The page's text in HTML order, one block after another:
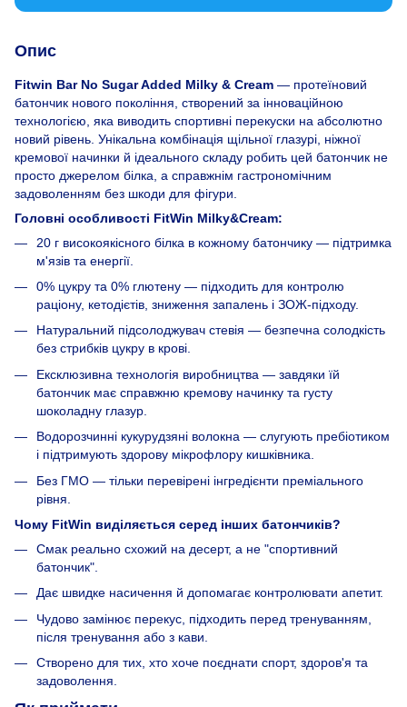
Опис
Fitwin Bar No Sugar Added Milky & Cream — протеїновий
батончик нового покоління, створений за інноваційною
технологією, яка виводить спортивні перекуски на абсолютно
новий рівень. Унікальна комбінація щільної глазурі, ніжної
кремової начинки й ідеального складу робить цей батончик не
просто джерелом білка, а справжнім гастрономічним
задоволенням без шкоди для фігури.
Головні особливості FitWin Milky&Cream:
20 г високоякісного білка в кожному батончику — підтримка
м'язів та енергії.
0% цукру та 0% глютену — підходить для контролю
раціону, кетодієтів, зниження запалень і ЗОЖ-підходу.
Натуральний підсолоджувач стевія — безпечна солодкість
без стрибків цукру в крові.
Ексклюзивна технологія виробництва — завдяки їй
батончик має справжню кремову начинку та густу
шоколадну глазур.
Водорозчинні кукурудзяні волокна — слугують пребіотиком
і підтримують здорову мікрофлору кишківника.
Без ГМО — тільки перевірені інгредієнти преміального
рівня.
Чому FitWin виділяється серед інших батончиків?
Смак реально схожий на десерт, а не "спортивний
батончик".
Дає швидке насичення й допомагає контролювати апетит.
Чудово замінює перекус, підходить перед тренуванням,
після тренування або з кави.
Створено для тих, хто хоче поєднати спорт, здоров'я та
задоволення.